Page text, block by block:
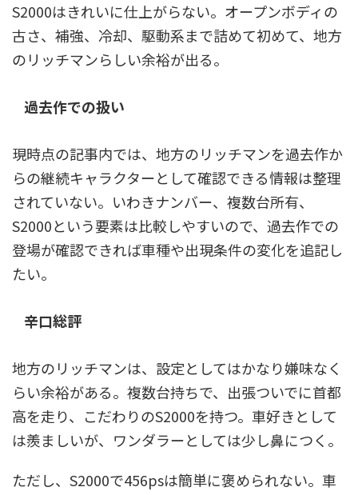
S2000はきれいに仕上がらない。オープンボディの
古さ、補強、冷却、駆動系まで詰めて初めて、地方
のリッチマンらしい余裕が出る。
過去作での扱い
現時点の記事内では、地方のリッチマンを過去作か
らの継続キャラクターとして確認できる情報は整理
されていない。いわきナンバー、複数台所有、
S2000という要素は比較しやすいので、過去作での
登場が確認できれば車種や出現条件の変化を追記し
たい。
辛口総評
地方のリッチマンは、設定としてはかなり嫌味なく
らい余裕がある。複数台持ちで、出張ついでに首都
高を走り、こだわりのS2000を持つ。車好きとして
は羨ましいが、ワンダラーとしては少し鼻につく。
ただし、S2000で456psは簡単に褒められない。車